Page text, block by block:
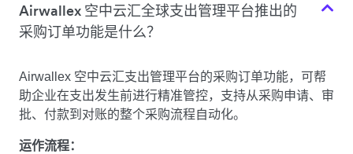
Airwallex 空中云汇全球支出管理平台推出的
采购订单功能是什么？
Airwallex 空中云汇支出管理平台的采购订单功能，可帮
助企业在支出发生前进行精准管控，支持从采购申请、审
批、付款到对账的整个采购流程自动化。
运作流程：